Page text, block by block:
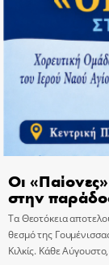
Οι
στην
Τα Θεοτόκεια
θεσμό της
Κιλκίς. Κάθε Αύγουστο,